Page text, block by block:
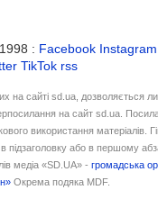
: Facebook Instagram
TikTok rss
на сайті sd.ua, дозволяється
на сайт sd.ua.
використання матеріалів.
або в першому
медіа «SD.UA» -громадська
Окрема подяка MDF.